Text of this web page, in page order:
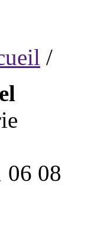
/
06 08